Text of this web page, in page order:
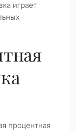
играет
процентная